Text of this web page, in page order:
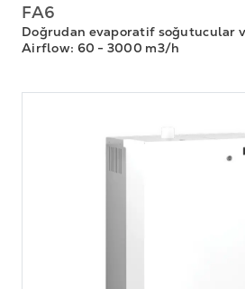
FA6
Doğrudan evaporatif soğutucular
Airflow: 60 - 3000 m3/h